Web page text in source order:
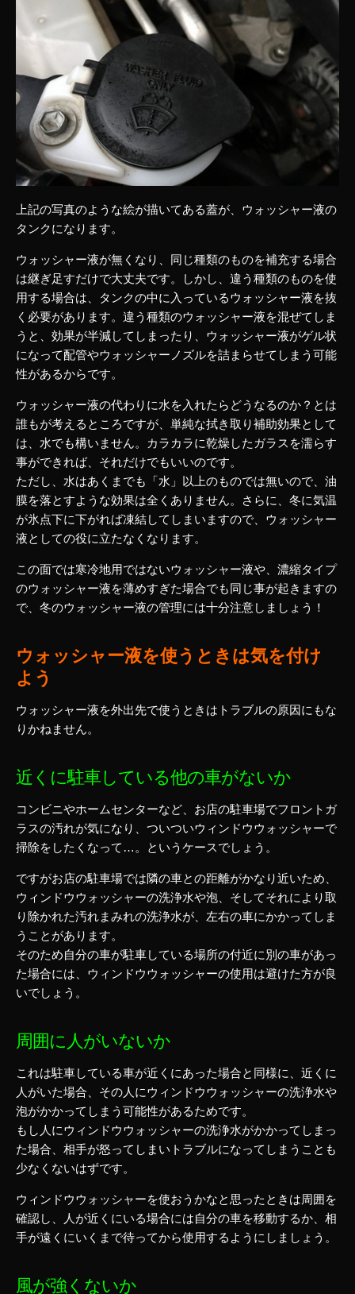
上記の写真のような絵が描いてある蓋が、ウォッシャー液の
タンクになります。
ウォッシャー液が無くなり、同じ種類のものを補充する場合
は継ぎ足すだけで大丈夫です。しかし、違う種類のものを使
用する場合は、タンクの中に入っているウォッシャー液を抜
く必要があります。違う種類のウォッシャー液を混ぜてしま
うと、効果が半減してしまったり、ウォッシャー液がゲル状
になって配管やウォッシャーノズルを詰まらせてしまう可能
性があるからです。
ウォッシャー液の代わりに水を入れたらどうなるのか？とは
誰もが考えるところですが、単純な拭き取り補助効果として
は、水でも構いません。カラカラに乾燥したガラスを濡らす
事ができれば、それだけでもいいのです。
ただし、水はあくまでも「水」以上のものでは無いので、油
膜を落とすような効果は全くありません。さらに、冬に気温
が氷点下に下がれば凍結してしまいますので、ウォッシャー
液としての役に立たなくなります。
この面では寒冷地用ではないウォッシャー液や、濃縮タイプ
のウォッシャー液を薄めすぎた場合でも同じ事が起きますの
で、冬のウォッシャー液の管理には十分注意しましょう！
ウォッシャー液を使うときは気を付け
よう
ウォッシャー液を外出先で使うときはトラブルの原因にもな
りかねません。
近くに駐車している他の車がないか
コンビニやホームセンターなど、お店の駐車場でフロントガ
ラスの汚れが気になり、ついついウィンドウウォッシャーで
掃除をしたくなって…。というケースでしょう。
ですがお店の駐車場では隣の車との距離がかなり近いため、
ウィンドウウォッシャーの洗浄水や泡、そしてそれにより取
り除かれた汚れまみれの洗浄水が、左右の車にかかってしま
うことがあります。
そのため自分の車が駐車している場所の付近に別の車があっ
た場合には、ウィンドウウォッシャーの使用は避けた方が良
いでしょう。
周囲に人がいないか
これは駐車している車が近くにあった場合と同様に、近くに
人がいた場合、その人にウィンドウウォッシャーの洗浄水や
泡がかかってしまう可能性があるためです。
もし人にウィンドウウォッシャーの洗浄水がかかってしまっ
た場合、相手が怒ってしまいトラブルになってしまうことも
少なくないはずです。
ウィンドウウォッシャーを使おうかなと思ったときは周囲を
確認し、
人が近くにいる場合には自分の車を移動するか、相
手が遠くにいくまで待ってから使用する ようにしましょう。
風が強くないか